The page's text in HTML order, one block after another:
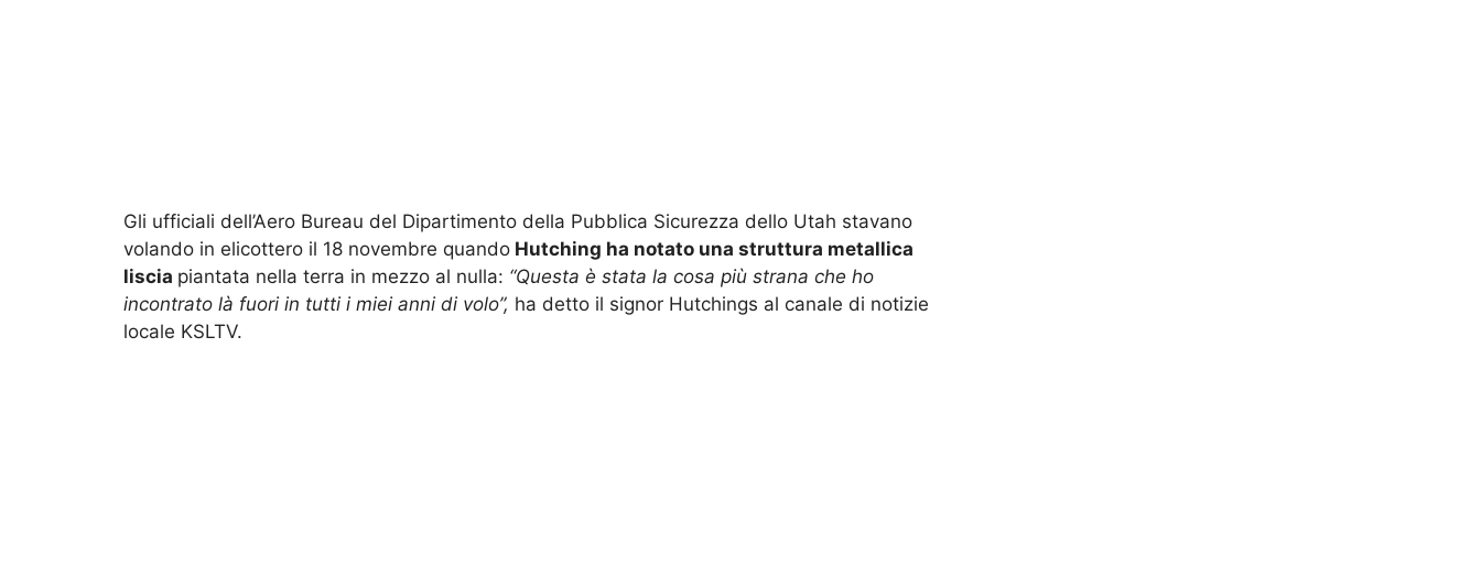
Gli ufficiali dell’Aero Bureau del Dipartimento della Pubblica Sicurezza dello Utah stavano
volando in elicottero il 18 novembre quando Hutching ha notato una struttura metallica
liscia piantata nella terra in mezzo al nulla: “Questa è stata la cosa più strana che ho
incontrato là fuori in tutti i miei anni di volo”, ha detto il signor Hutchings al canale di notizie
locale KSLTV.